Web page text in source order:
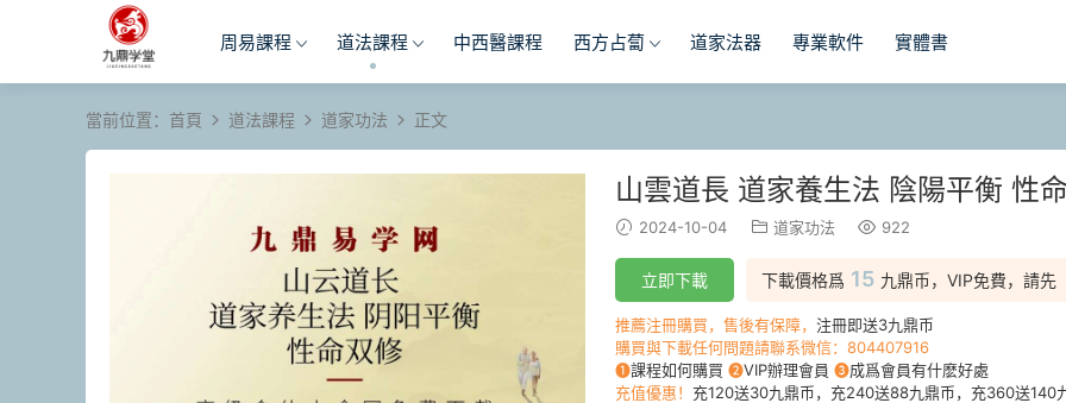
周易課程 道法課程 中西醫課程 西方占蔔 道家法器 專業軟件 實體書
當前位置： 首頁 道法課程 道家功法 正文
山雲道長 道家養生法 陰陽平衡 性
2024-10-04 道家功法 922
下載價格爲 15 九鼎币，VIP免費，請先
立即下載
推薦注冊購買，售後有保障， 注冊即送3九鼎币
購買與下載任何問題請聯系微信：804407916
❶課程如何購買 ❷VIP辦理會員 ❸成爲會員有什麽好處
充值優惠！ 充120送30九鼎币，充240送88九鼎币，充360送140